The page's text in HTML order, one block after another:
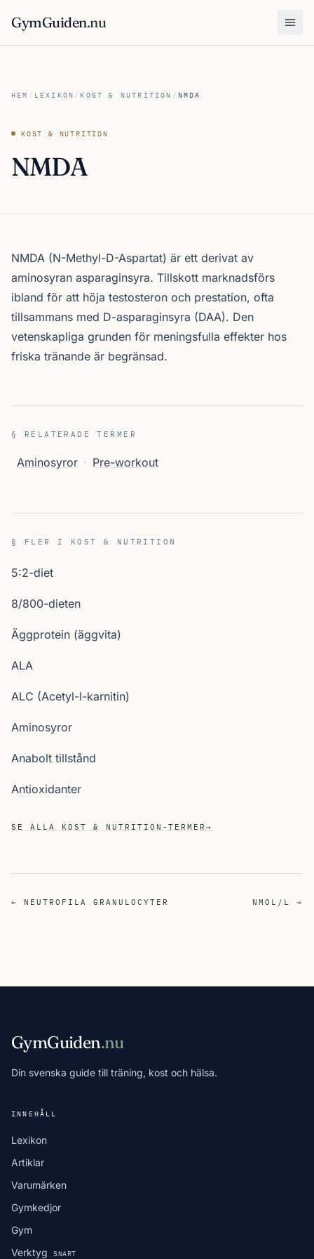
GymGuiden.nu
HEM / LEXIKON /KOST & NUTRITION / NMDA
KOST & NUTRITION
NMDA
NMDA (N-Methyl-D-Aspartat) är ett derivat av
aminosyran asparaginsyra. Tillskott marknadsförs
ibland för att höja testosteron och prestation, ofta
tillsammans med D-asparaginsyra (DAA). Den
vetenskapliga grunden för meningsfulla effekter hos
friska tränande är begränsad.
§ RELATERADE TERMER
Aminosyror · Pre-workout
§ FLER I KOST & NUTRITION
5:2-diet
8/800-dieten
Äggprotein (äggvita)
ALA
ALC (Acetyl-l-karnitin)
Aminosyror
Anabolt tillstånd
Antioxidanter
SE ALLA KOST & NUTRITION-TERMER→
← NEUTROFILA GRANULOCYTER NMOL/L →
GymGuiden.nu
Din svenska guide till träning, kost och hälsa.
INNEHÅLL
Lexikon
Artiklar
Varumärken
Gymkedjor
Gym
Verktyg
SNART